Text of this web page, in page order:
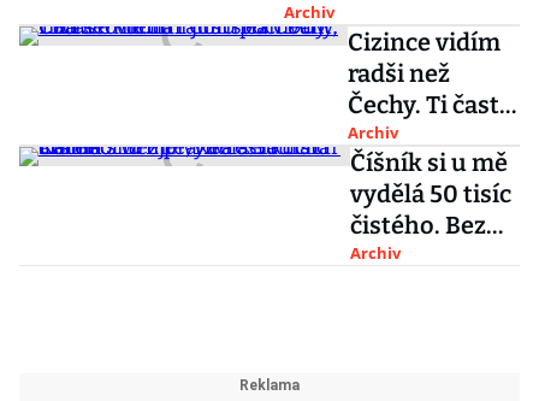
Archiv
Cizince vidím
radši než
Čechy. Ti často
neumí jídlo
pochválit, říká
šéfkuchař
Christian Duy
Chu
Archiv
Číšník si u mě
vydělá 50 tisíc
čistého. Bez
praxe
Archiv